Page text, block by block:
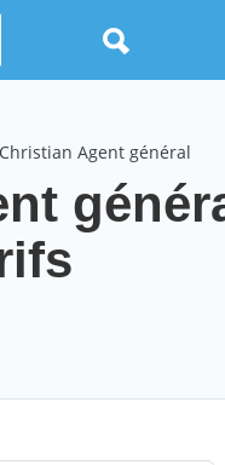
Agent général